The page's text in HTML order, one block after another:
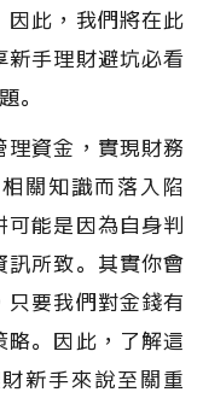
此，我們將在此
手理財避坑必看
。
資金，實現財務
關知識而落入陷
能是因為自身判
所致。其實你會
要我們對金錢有
。因此，了解這
新手來說至關重